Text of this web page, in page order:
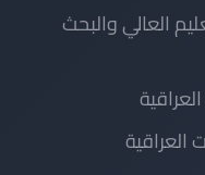
العالي والبحث
العراقية